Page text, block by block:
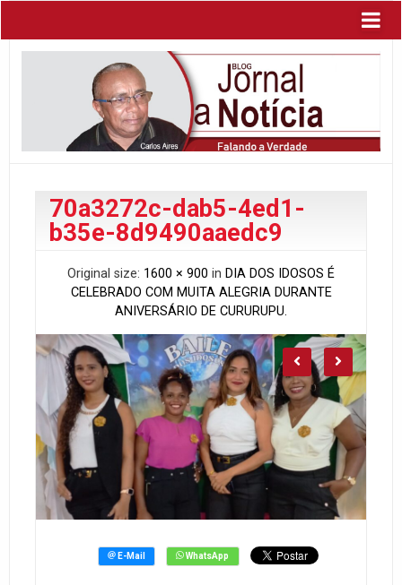
70a3272c-dab5-4ed1-
b35e-8d9490aaedc9
Original size: 1600 × 900 in DIA DOS IDOSOS É
CELEBRADO COM MUITA ALEGRIA DURANTE
ANIVERSÁRIO DE CURURUPU.